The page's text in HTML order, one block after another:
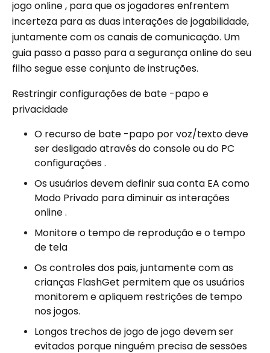
jogo online , para que os jogadores enfrentem
incerteza para as duas interações de jogabilidade,
juntamente com os canais de comunicação. Um
guia passo a passo para a segurança online do seu
filho segue esse conjunto de instruções.
Restringir configurações de bate -papo e
privacidade
O recurso de bate -papo por voz/texto deve
ser desligado através do console ou do PC
configurações .
Os usuários devem definir sua conta EA como
Modo Privado para diminuir as interações
online .
Monitore o tempo de reprodução e o tempo
de tela
Os controles dos pais, juntamente com as
crianças FlashGet permitem que os usuários
monitorem e apliquem restrições de tempo
nos jogos.
Longos trechos de jogo de jogo devem ser
evitados porque ninguém precisa de sessões